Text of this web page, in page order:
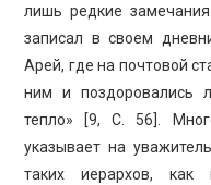
лишь редкие
записал в своем
Арей, где на почтовой
ним и поздоровались
тепло» [9, C. 56].
указывает на
таких иерархов,